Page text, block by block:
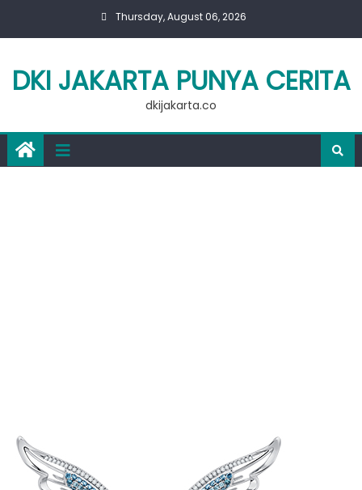
Thursday, August 06, 2026
DKI JAKARTA PUNYA CERITA
dkijakarta.co